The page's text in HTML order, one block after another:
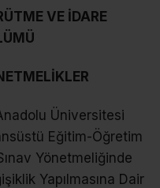
VE İDARE
Üniversitesi
Eğitim-Öğretim
Yönetmeliğinde
Yapılmasına Dair